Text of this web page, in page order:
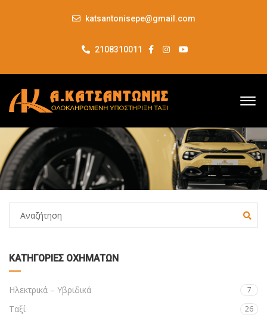
katsantonisepe@gmail.com
2108310011
ΚΑΤΗΓΟΡΊΕΣ ΟΧΗΜΆΤΩΝ
Ηλεκτρικά – Υβριδικά 7
Ταξί 26